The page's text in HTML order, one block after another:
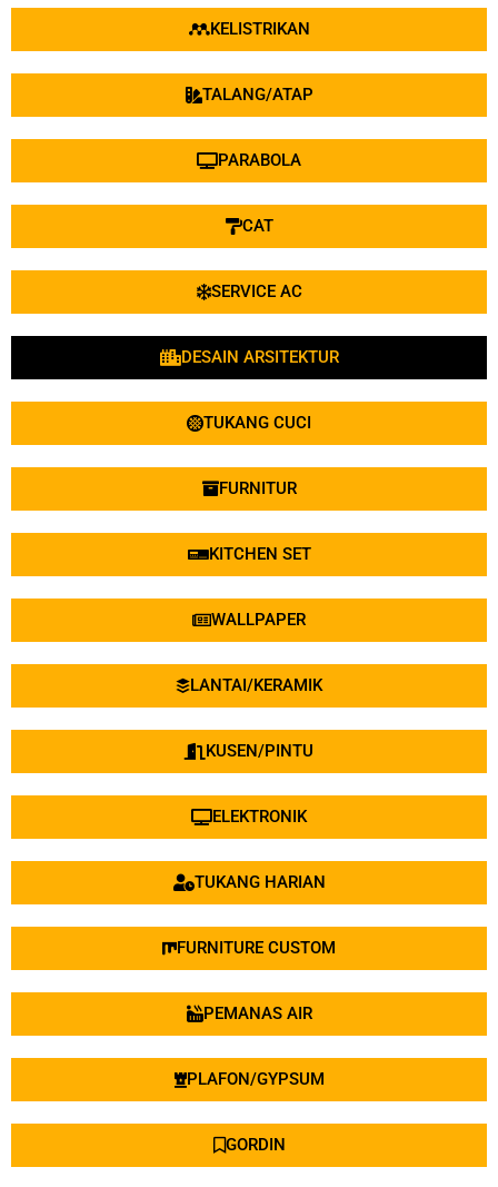
KELISTRIKAN
TALANG/ATAP
PARABOLA
CAT
SERVICE AC
DESAIN ARSITEKTUR
TUKANG CUCI
FURNITUR
KITCHEN SET
WALLPAPER
LANTAI/KERAMIK
KUSEN/PINTU
ELEKTRONIK
TUKANG HARIAN
FURNITURE CUSTOM
PEMANAS AIR
PLAFON/GYPSUM
GORDIN